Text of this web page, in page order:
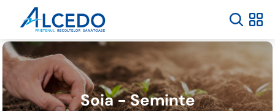
Soia - Seminte